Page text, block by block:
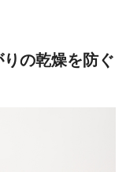
の乾燥を防ぐ